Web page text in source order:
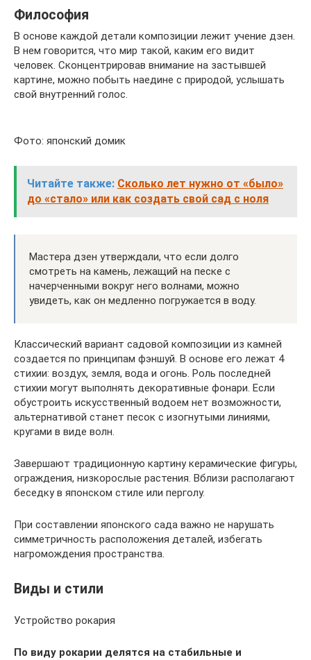
Философия
В основе каждой детали композиции лежит учение дзен.
В нем говорится, что мир такой, каким его видит
человек. Сконцентрировав внимание на застывшей
картине, можно побыть наедине с природой, услышать
свой внутренний голос.
Фото: японский домик
Читайте также: Сколько лет нужно от «было»
до «стало» или как создать свой сад с ноля
Мастера дзен утверждали, что если долго
смотреть на камень, лежащий на песке с
начерченными вокруг него волнами, можно
увидеть, как он медленно погружается в воду.
Классический вариант садовой композиции из камней
создается по принципам фэншуй. В основе его лежат 4
стихии: воздух, земля, вода и огонь. Роль последней
стихии могут выполнять декоративные фонари. Если
обустроить искусственный водоем нет возможности,
альтернативой станет песок с изогнутыми линиями,
кругами в виде волн.
Завершают традиционную картину керамические фигуры,
ограждения, низкорослые растения. Вблизи располагают
беседку в японском стиле или перголу.
При составлении японского сада важно не нарушать
симметричность расположения деталей, избегать
нагромождения пространства.
Виды и стили
Устройство рокария
По виду рокарии делятся на стабильные и